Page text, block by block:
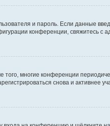
и пароль. Если данные
конференции, свяжитесь с
многие конференции
снова и активнее